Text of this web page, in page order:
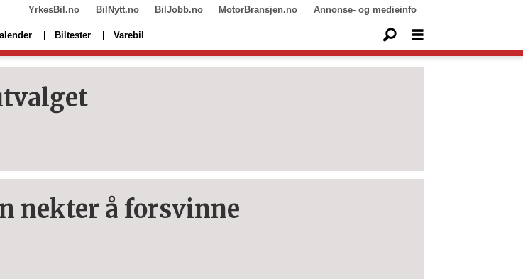
YrkesBil.no BilNytt.no BilJobb.no MotorBransjen.no Annonse- og medieinfo
Biltester Varebil
nekter å forsvinne